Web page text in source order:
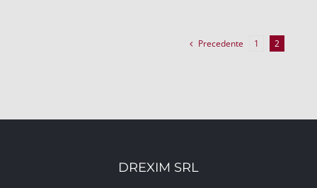
Precedente 1 2
DREXIM SRL